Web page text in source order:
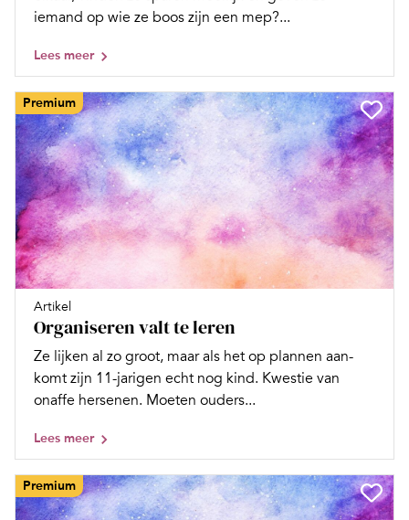
iemand op wie ze boos zijn een mep?...
Lees meer
Premium
Artikel
Organiseren valt te leren
Ze lijken al zo groot, maar als het op plannen aan­
komt zijn 11-jarigen echt nog kind. Kwestie van
onaffe hersenen. Moeten ouders...
Lees meer
Premium